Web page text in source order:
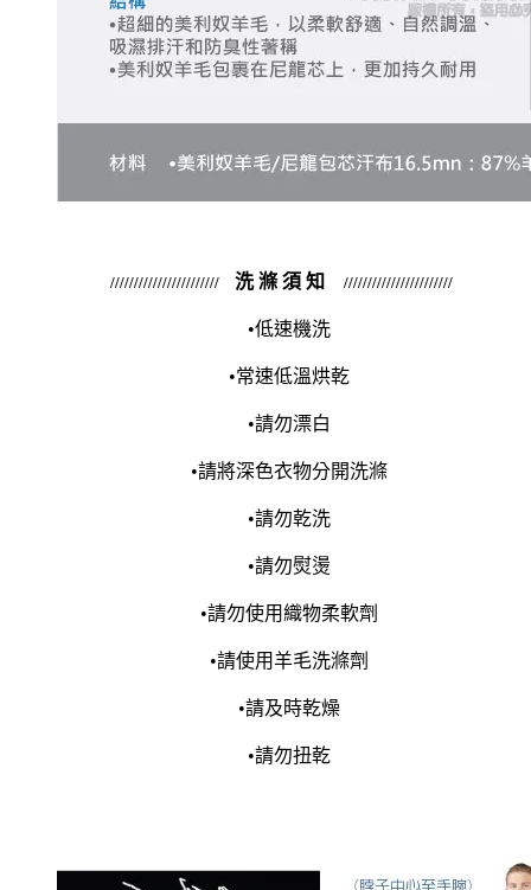
/////////////////////// 洗 滌 須 知 ///////////////////////
•低速機洗
•常速低溫烘乾
•請勿漂白
•請將深色衣物分開洗滌
•請勿乾洗
•請勿熨燙
•請勿使用織物柔軟劑
•請使用羊毛洗滌劑
•請及時乾燥
•請勿扭乾